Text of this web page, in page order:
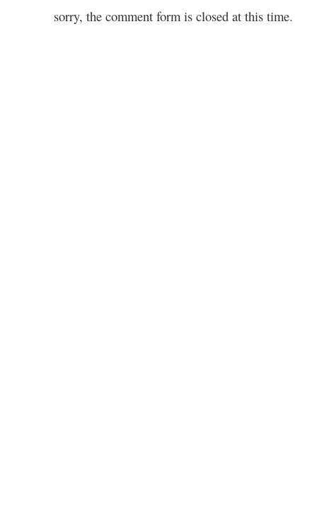
1.10
sorry, the comment form is closed at this time.